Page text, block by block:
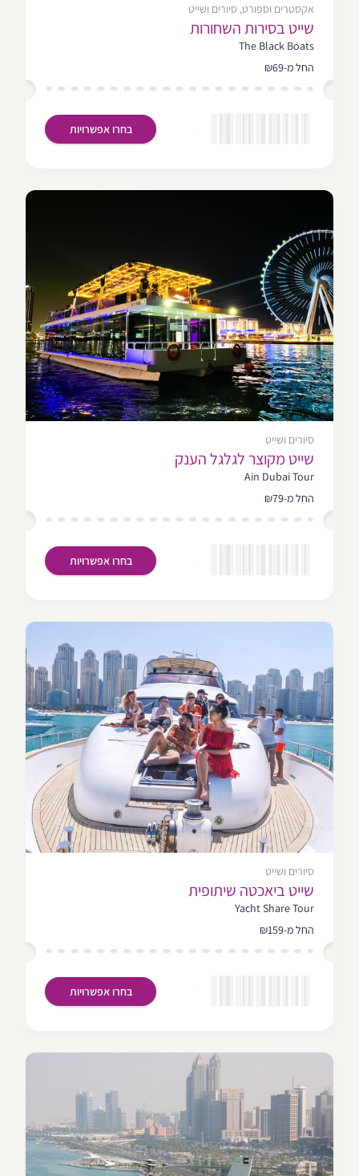
אקסטרים וספורט, סיורים ושייט
שייט בסירות השחורות
The Black Boats
החל מ-₪69
בחרו אפשרויות
סיורים ושייט
שייט מקוצר לגלגל הענק
Ain Dubai Tour
החל מ-₪79
בחרו אפשרויות
סיורים ושייט
שייט ביאכטה שיתופית
Yacht Share Tour
החל מ-₪159
בחרו אפשרויות